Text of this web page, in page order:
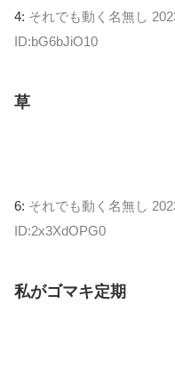
4: それでも動く名無し
ID:bG6bJiO10
草
6: それでも動く名無し
ID:2x3XdOPG0
私がゴマキ定期